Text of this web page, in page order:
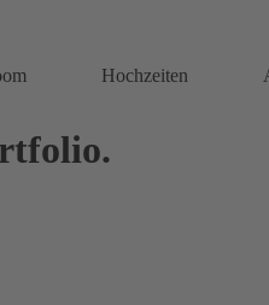
Hochzeiten